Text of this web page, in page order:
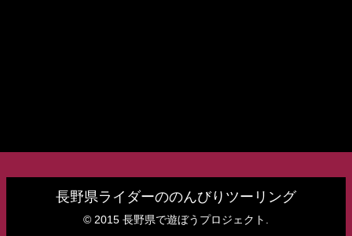
長野県ライダーののんびりツーリング
© 2015 長野県で遊ぼうプロジェクト.